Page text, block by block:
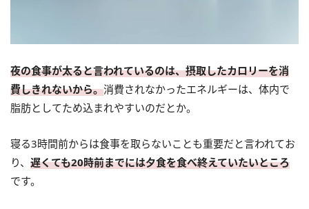
夜の食事が太ると言われているのは、摂取したカロリーを消
費しきれないから。消費されなかったエネルギーは、体内で
脂肪としてため込まれやすいのだとか。
寝る3時間前からは食事を取らないことも重要だと言われてお
り、 遅くても20時前までには夕食を食べ終えていたいところ
です。